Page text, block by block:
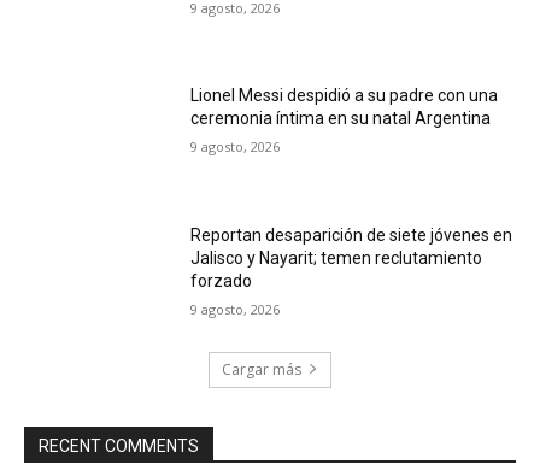
9 agosto, 2026
Lionel Messi despidió a su padre con una
ceremonia íntima en su natal Argentina
9 agosto, 2026
Reportan desaparición de siete jóvenes en
Jalisco y Nayarit; temen reclutamiento
forzado
9 agosto, 2026
Cargar más
RECENT COMMENTS